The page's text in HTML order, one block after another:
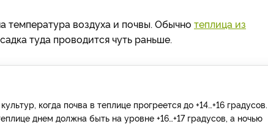
температура воздуха и почвы. Обычно теплица из
туда проводится чуть раньше.
когда почва в теплице прогреется до +14…+16 градусов.
днем должна быть на уровне +16…+17 градусов, а ночью